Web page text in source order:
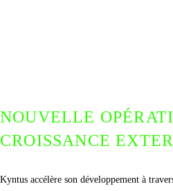
NOUVELLE
CROISSANCE
Kyntus accélère son développement à